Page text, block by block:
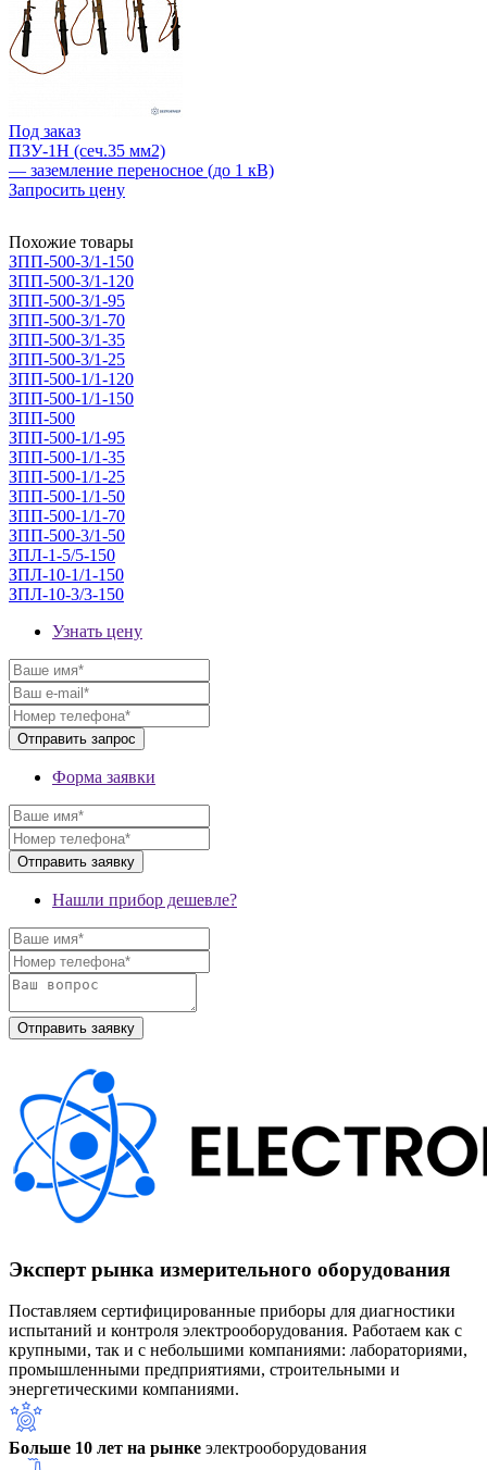
Под заказ
ПЗУ-1Н (сеч.35 мм2)
— заземление переносное (до 1 кВ)
Запросить цену
Похожие товары
ЗПП-500-3/1-150
ЗПП-500-3/1-120
ЗПП-500-3/1-95
ЗПП-500-3/1-70
ЗПП-500-3/1-35
ЗПП-500-3/1-25
ЗПП-500-1/1-120
ЗПП-500-1/1-150
ЗПП-500
ЗПП-500-1/1-95
ЗПП-500-1/1-35
ЗПП-500-1/1-25
ЗПП-500-1/1-50
ЗПП-500-1/1-70
ЗПП-500-3/1-50
ЗПЛ-1-5/5-150
ЗПЛ-10-1/1-150
ЗПЛ-10-3/3-150
Узнать цену
Форма заявки
Нашли прибор дешевле?
Эксперт рынка измерительного оборудования
Поставляем сертифицированные приборы для диагностики
испытаний и контроля электрооборудования. Работаем как с
крупными, так и с небольшими компаниями: лабораториями,
промышленными предприятиями, строительными и
энергетическими компаниями.
Больше 10 лет на рынке электрооборудования